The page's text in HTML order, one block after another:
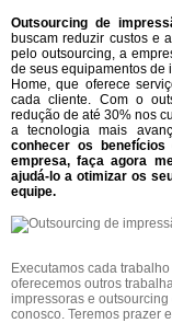
Outsourcing de
buscam reduzir custos e
pelo outsourcing, a
de seus equipamentos de
Home, que oferece
cada cliente. Com o
redução de até 30% nos
a tecnologia mais
conhecer os
empresa, faça agora
ajudá-lo a otimizar os
equipe.
Executamos cada
oferecemos outros
impressoras e
conosco. Teremos prazer